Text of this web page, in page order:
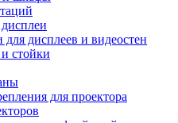
дисплеев и видеостен
стойки
для проектора